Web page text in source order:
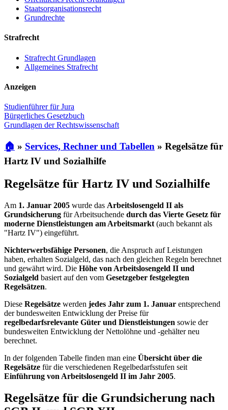
Staatsorganisationsrecht
Grundrechte
Strafrecht
Strafrecht Grundlagen
Allgemeines Strafrecht
Anzeigen
Studienführer für Jura
Bürgerliches Gesetzbuch
Grundlagen der Rechtswissenschaft
🏠 » Services, Rechner und Tabellen » Regelsätze für
Hartz IV und Sozialhilfe
Regelsätze für Hartz IV und Sozialhilfe
Am 1. Januar 2005 wurde das Arbeitslosengeld II als
Grundsicherung für Arbeitsuchende durch das Vierte Gesetz für
moderne Dienstleistungen am Arbeitsmarkt (auch bekannt als
"Hartz IV") eingeführt.
Nichterwerbsfähige Personen, die Anspruch auf Leistungen
haben, erhalten Sozialgeld, das nach den gleichen Regeln berechnet
und gewährt wird. Die Höhe von Arbeitslosengeld II und
Sozialgeld basiert auf den vom Gesetzgeber festgelegten
Regelsätzen.
Diese Regelsätze werden jedes Jahr zum 1. Januar entsprechend
der bundesweiten Entwicklung der Preise für
regelbedarfsrelevante Güter und Dienstleistungen sowie der
bundesweiten Entwicklung der Nettolöhne und -gehälter neu
berechnet.
In der folgenden Tabelle finden man eine Übersicht über die
Regelsätze für die verschiedenen Regelbedarfsstufen seit
Einführung von Arbeitslosengeld II im Jahr 2005.
Regelsätze für die Grundsicherung nach